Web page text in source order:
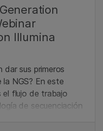
Illumina
dar sus primeros
NGS? En este
el flujo de trabajo
de secuenciación